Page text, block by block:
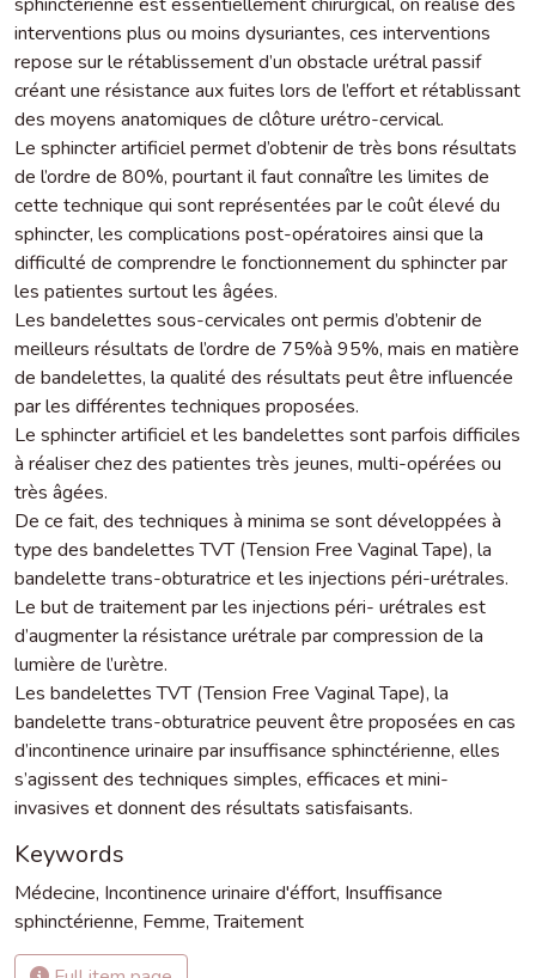
interventions plus ou moins dysuriantes, ces interventions
repose sur le rétablissement d’un obstacle urétral passif
créant une résistance aux fuites lors de l’effort et rétablissant
des moyens anatomiques de clôture urétro-cervical.
Le sphincter artificiel permet d’obtenir de très bons résultats
de l’ordre de 80%, pourtant il faut connaître les limites de
cette technique qui sont représentées par le coût élevé du
sphincter, les complications post-opératoires ainsi que la
difficulté de comprendre le fonctionnement du sphincter par
les patientes surtout les âgées.
Les bandelettes sous-cervicales ont permis d’obtenir de
meilleurs résultats de l’ordre de 75%à 95%, mais en matière
de bandelettes, la qualité des résultats peut être influencée
par les différentes techniques proposées.
Le sphincter artificiel et les bandelettes sont parfois difficiles
à réaliser chez des patientes très jeunes, multi-opérées ou
très âgées.
De ce fait, des techniques à minima se sont développées à
type des bandelettes TVT (Tension Free Vaginal Tape), la
bandelette trans-obturatrice et les injections péri-urétrales.
Le but de traitement par les injections péri- urétrales est
d’augmenter la résistance urétrale par compression de la
lumière de l’urètre.
Les bandelettes TVT (Tension Free Vaginal Tape), la
bandelette trans-obturatrice peuvent être proposées en cas
d’incontinence urinaire par insuffisance sphinctérienne, elles
s’agissent des techniques simples, efficaces et mini-
invasives et donnent des résultats satisfaisants.
Keywords
Médecine, Incontinence urinaire d'éffort, Insuffisance
sphinctérienne, Femme,Traitement